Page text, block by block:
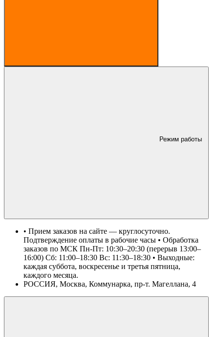
Режим работы
• Прием заказов на сайте — круглосуточно.
Подтверждение оплаты в рабочие часы • Обработка
заказов по МСК Пн-Пт: 10:30–20:30 (перерыв 13:00–
16:00) Сб: 11:00–18:30 Вс: 11:30–18:30 • Выходные:
каждая суббота, воскресенье и третья пятница,
каждого месяца.
РОССИЯ, Москва, Коммунарка, пр-т. Магеллана, 4